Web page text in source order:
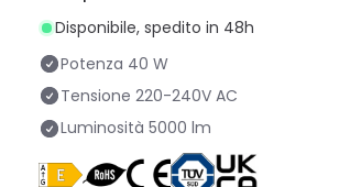
mm
Disponibile, spedito in 48h
Potenza 40 W
Tensione 220-240V AC
Luminosità 5000 lm